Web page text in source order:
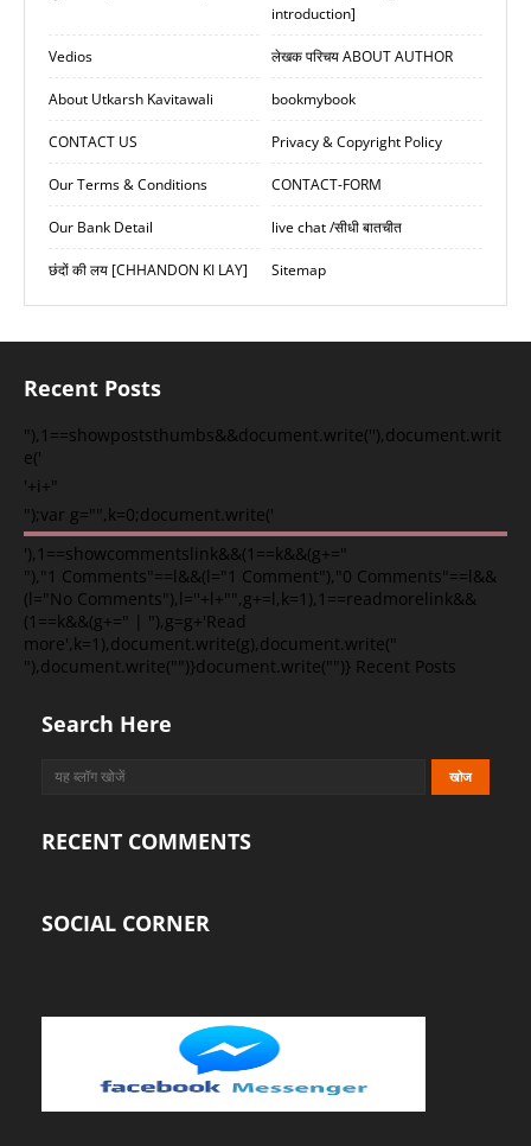
introduction]
Vedios लेखक परिचय ABOUT AUTHOR
About Utkarsh Kavitawali bookmybook
CONTACT US Privacy & Copyright Policy
Our Terms & Conditions CONTACT-FORM
Our Bank Detail live chat /सीधी बातचीत
छंदों की लय [CHHANDON KI LAY] Sitemap
Recent Posts
"),1==showpoststhumbs&&document.write(''),document.writ
e('
'+i+"
");var g="",k=0;document.write('
'),1==showcommentslink&&(1==k&&(g+="
"),"1 Comments"==l&&(l="1 Comment"),"0 Comments"==l&&
(l="No Comments"),l=''+l+"",g+=l,k=1),1==readmorelink&&
(1==k&&(g+=" | "),g=g+'Read
more',k=1),document.write(g),document.write("
"),document.write("")}document.write("")} Recent Posts
Search Here
RECENT COMMENTS
SOCIAL CORNER